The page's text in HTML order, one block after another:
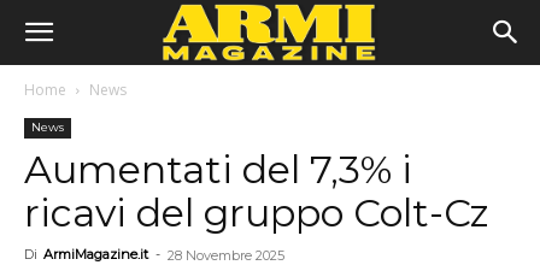
Home News
News
Aumentati del 7,3% i
ricavi del gruppo Colt-Cz
Di ArmiMagazine.it - 28 Novembre 2025